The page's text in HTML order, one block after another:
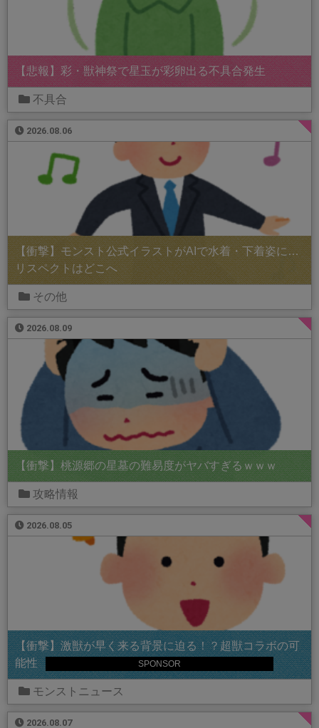
SPONSOR
【悲報】彩・獣神祭で星玉が彩卵出る不具合発生
不具合
2026.08.06
【衝撃】モンスト公式イラストがAIで水着・下着姿に…
リスペクトはどこへ
その他
2026.08.09
【衝撃】桃源郷の星墓の難易度がヤバすぎるｗｗｗ
攻略情報
2026.08.05
【衝撃】激獣が早く来る背景に迫る！？超獣コラボの可
能性
モンストニュース
2026.08.07